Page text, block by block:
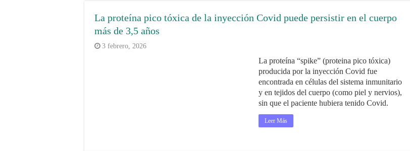
La proteína pico tóxica de la inyección Covid puede persistir en el cuerpo
más de 3,5 años
3 febrero, 2026
La proteína “spike” (proteina pico tóxica)
producida por la inyección Covid fue
encontrada en células del sistema inmunitario
y en tejidos del cuerpo (como piel y nervios),
sin que el paciente hubiera tenido Covid.
Leer Más